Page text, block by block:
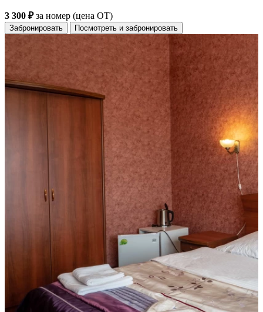
3 300 ₽за номер (цена ОТ)
Забронировать Посмотреть и забронировать